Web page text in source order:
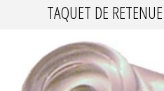
TAQUET DE